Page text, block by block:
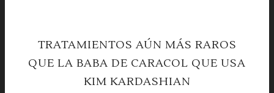
TRATAMIENTOS AÚN MÁS RAROS
QUE LA BABA DE CARACOL QUE USA
KIM KARDASHIAN